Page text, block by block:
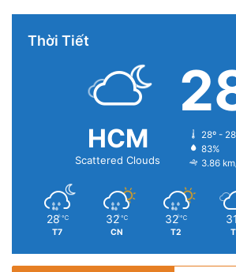
Thời Tiết
HCM
Scattered Clouds
28º -
83%
3.86
28 ℃
T7
32 ℃
CN
32 ℃
T2
31